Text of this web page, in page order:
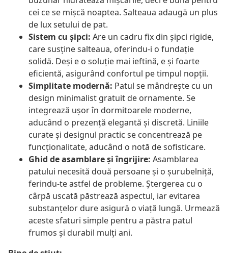
cei ce se mișcă noaptea. Salteaua adaugă un plus
de lux setului de pat.
Sistem cu șipci: Are un cadru fix din șipci rigide,
care susține salteaua, oferindu-i o fundație
solidă. Deși e o soluție mai ieftină, e și foarte
eficientă, asigurând confortul pe timpul nopții.
Simplitate modernă: Patul se mândrește cu un
design minimalist gratuit de ornamente. Se
integrează ușor în dormitoarele moderne,
aducând o prezență elegantă și discretă. Liniile
curate și designul practic se concentrează pe
funcționalitate, aducând o notă de sofisticare.
Ghid de asamblare și îngrijire: Asamblarea
patului necesită două persoane și o șurubelniță,
ferindu-te astfel de probleme. Ștergerea cu o
cârpă uscată păstrează aspectul, iar evitarea
substanțelor dure asigură o viață lungă. Urmează
aceste sfaturi simple pentru a păstra patul
frumos și durabil mulți ani.